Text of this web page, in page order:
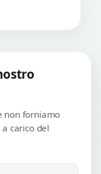
non forniamo
carico del